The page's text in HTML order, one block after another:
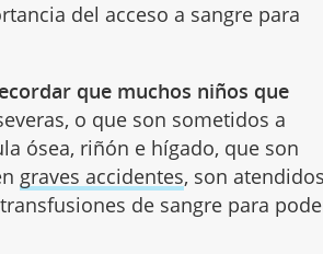
del acceso a sangre para
que muchos niños que
o que son sometidos a
ósea, riñón e hígado, que son
graves accidentes, son
de sangre para